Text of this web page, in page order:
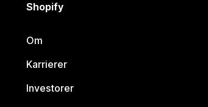
Shopify
Om
Karrierer
Investorer